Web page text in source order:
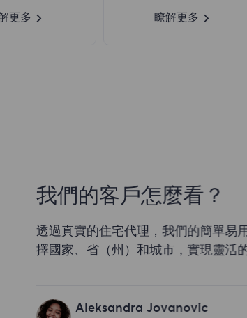
更多 瞭解更多
我們的客戶怎麼看？
過真實的住宅代理，我們的簡單易用系統可
國家、省（州）和城市，實現靈活的網絡訪
Aleksandra Jovanovic